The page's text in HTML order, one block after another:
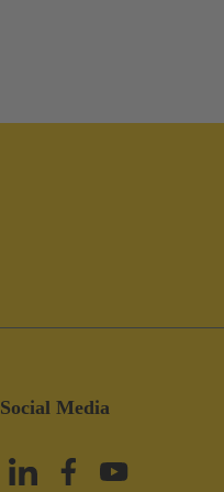
Social Media